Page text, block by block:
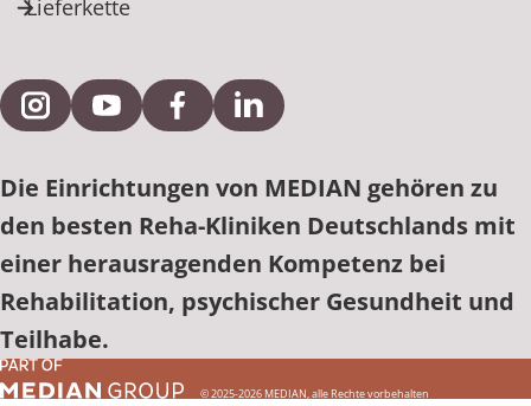
Lieferkette
Externe Verlinkung zu Instagram
Externe Verlinkung zu YouTube
Externe Verlinkung zu Facebook
Externe Verlinkung zu
Die Einrichtungen von MEDIAN gehören zu
den besten Reha-Kliniken Deutschlands mit
einer herausragenden Kompetenz bei
Rehabilitation, psychischer Gesundheit und
Teilhabe.
© 2025-2026 MEDIAN, alle Rechte vorbehalten